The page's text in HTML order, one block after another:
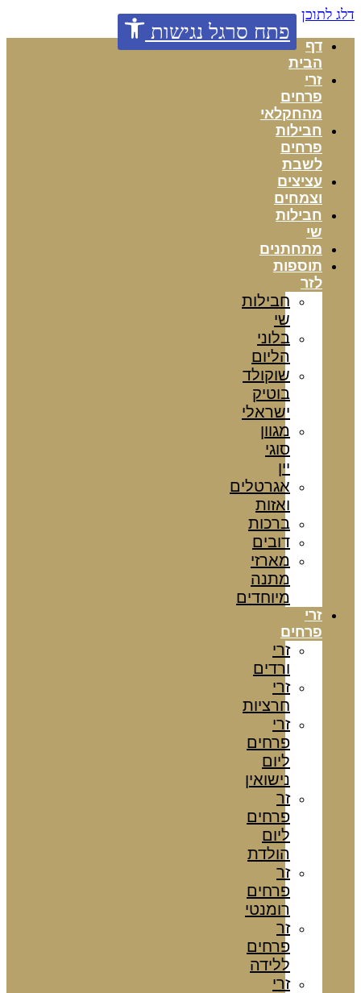
דלג לתוכן
דף
הבית
זרי
פרחים
מהחקלאי
חבילות
פרחים
לשבת
עציצים
וצמחים
חבילות
שי
מתחתנים
תוספות
לזר
חבילות
שי
בלוני
הליום
שוקולד
בוטיק
ישראלי
מגוון
סוגי
יין
אגרטלים
ואזות
ברכות
דובים
מארזי
מתנה
מיוחדים
זרי
פרחים
זרי
ורדים
זרי
חרציות
זרי
פרחים
ליום
נישואין
זר
פרחים
ליום
הולדת
זר
פרחים
רומנטי
זר
פרחים
ללידה
זרי
פתח סרגל נגישות